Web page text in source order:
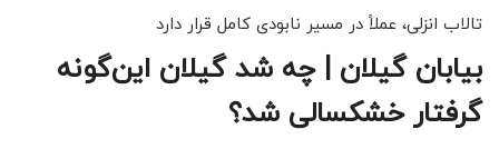
تالاب انزلی، عملاً در مسیر نابودی کامل قرار دارد
بیابان گیلان | چه شد گیلان این‌گونه
گرفتار خشکسالی شد؟